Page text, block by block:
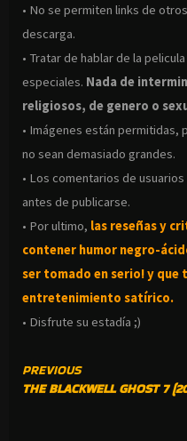
• No se permiten links de
descarga.
• Tratar de hablar de la
especiales. Nada de
religiosos, de genero o
• Imágenes están permitidas,
no sean demasiado grandes.
• Los comentarios de
antes de publicarse.
• Por ultimo, las reseñas y
contener humor negro-
ser tomado en serio! y que
entretenimiento satírico.
• Disfrute su estadía ;)
CONTINUE
READING
PREVIOUS
THE BLACKWELL GHOST 7